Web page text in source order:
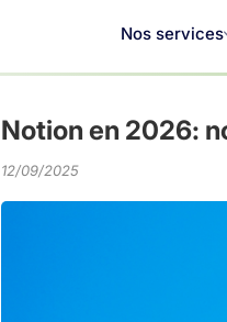
Nos services
Notion en 2026:
12/09/2025